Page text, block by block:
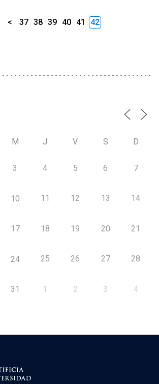
< 37 38 39 40 41 42
M J V S D
3 4 5 6 7
10 11 12 13 14
17 18 19 20 21
24 25 26 27 28
31 1 2 3 4